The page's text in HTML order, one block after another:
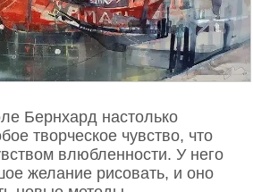
Бернхард настолько
творческое чувство, что
влюбленности. У него
желание рисовать, и оно